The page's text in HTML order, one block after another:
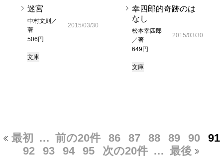
迷宮
中村文則／
著
506円
2015/03/30
文庫
幸四郎的奇跡のは
なし
松本幸四郎
／著
649円
2015/03/30
文庫
最初 … 前の20件 86 87 88 89 90
91
92
93 94 95 次の20件 … 最後